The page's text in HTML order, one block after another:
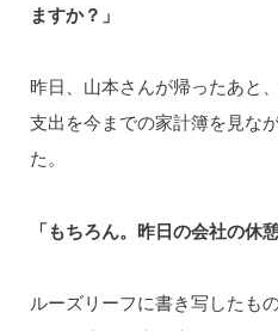
ますか？」
昨日、山本さんが帰ったあと
支出を今までの家計簿を見な
た。
「もちろん。昨日の会社の休
ルーズリーフに書き写したも